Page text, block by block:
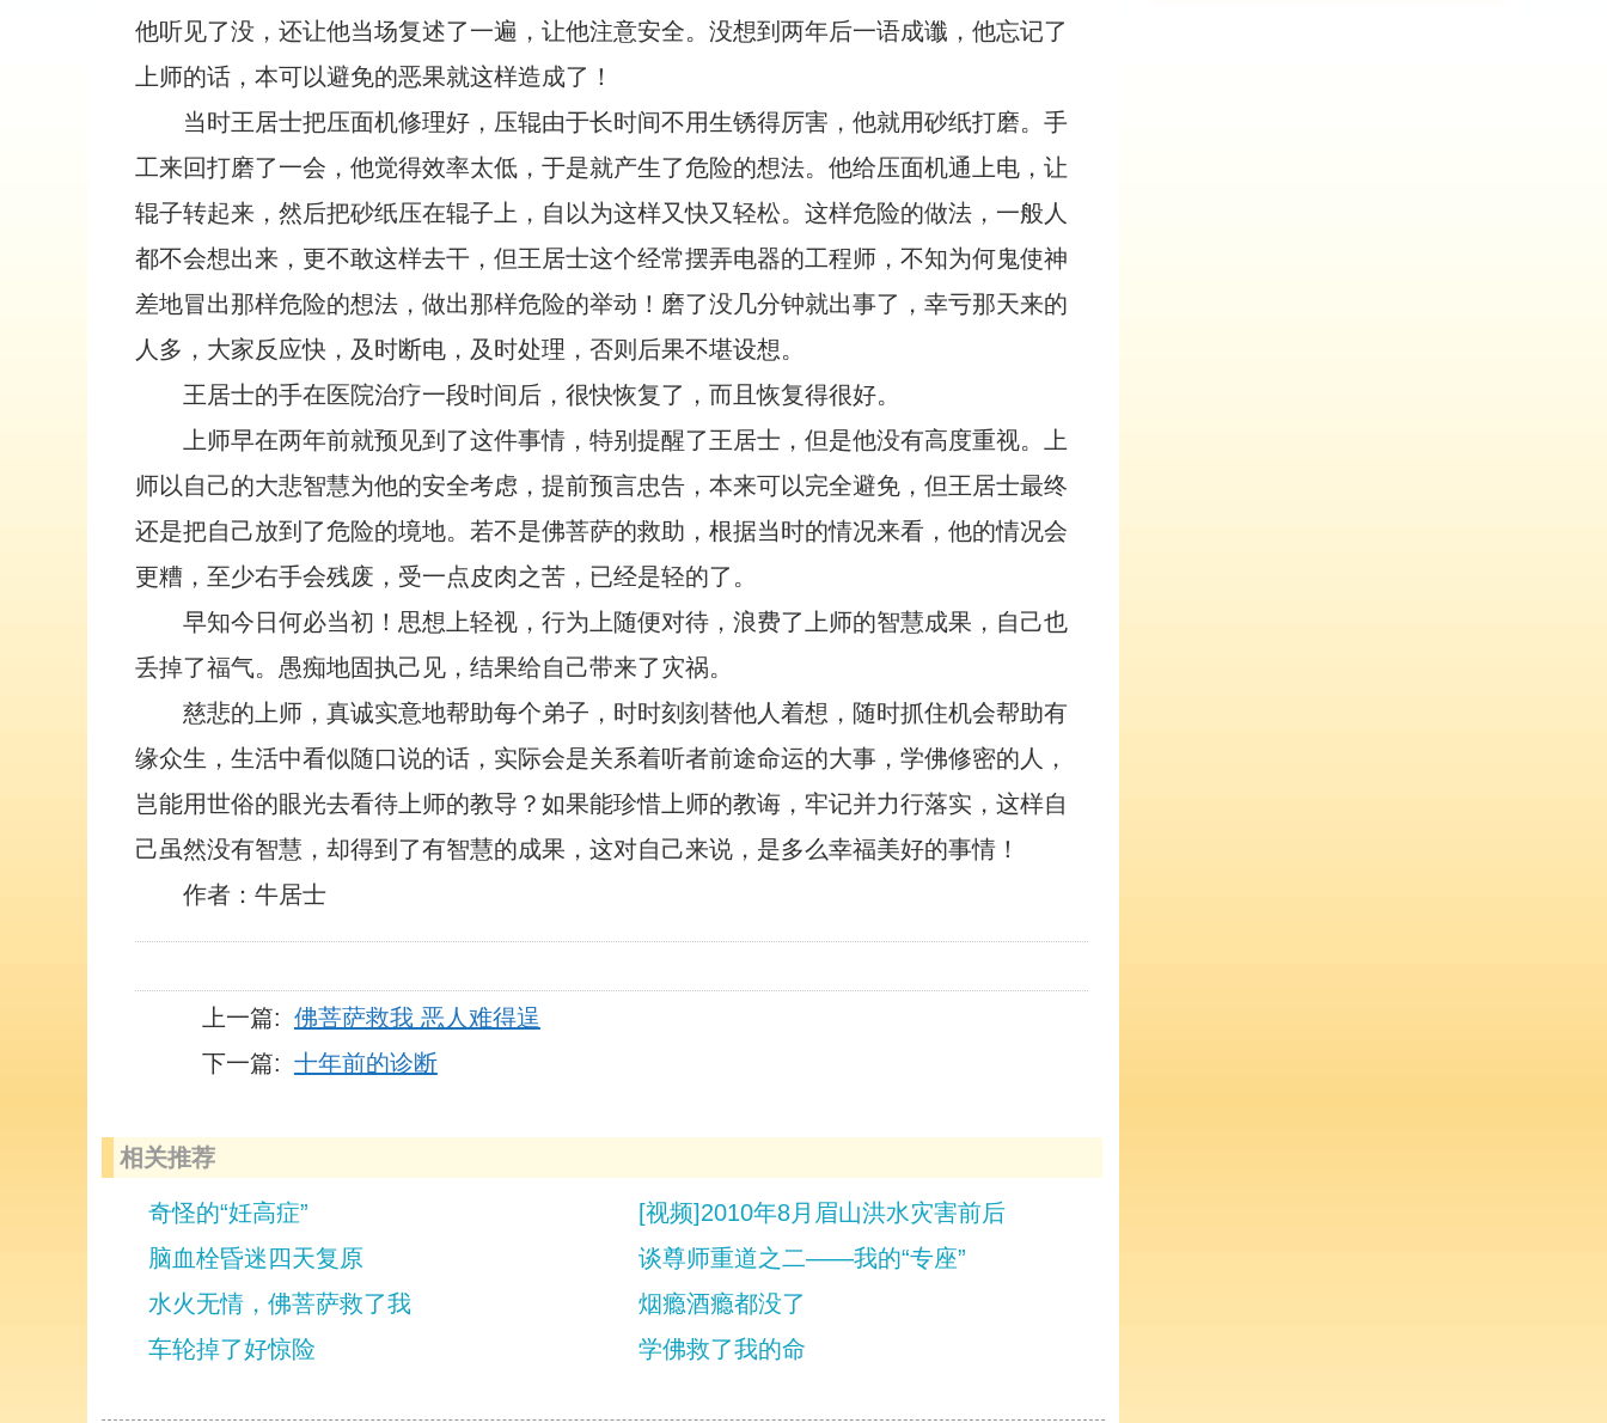
他听见了没，还让他当场复述了一遍，让他注意安全。没想到两年后一语成谶，他忘记了
上师的话，本可以避免的恶果就这样造成了！
当时王居士把压面机修理好，压辊由于长时间不用生锈得厉害，他就用砂纸打磨。手
工来回打磨了一会，他觉得效率太低，于是就产生了危险的想法。他给压面机通上电，让
辊子转起来，然后把砂纸压在辊子上，自以为这样又快又轻松。这样危险的做法，一般人
都不会想出来，更不敢这样去干，但王居士这个经常摆弄电器的工程师，不知为何鬼使神
差地冒出那样危险的想法，做出那样危险的举动！磨了没几分钟就出事了，幸亏那天来的
人多，大家反应快，及时断电，及时处理，否则后果不堪设想。
王居士的手在医院治疗一段时间后，很快恢复了，而且恢复得很好。
上师早在两年前就预见到了这件事情，特别提醒了王居士，但是他没有高度重视。上
师以自己的大悲智慧为他的安全考虑，提前预言忠告，本来可以完全避免，但王居士最终
还是把自己放到了危险的境地。若不是佛菩萨的救助，根据当时的情况来看，他的情况会
更糟，至少右手会残废，受一点皮肉之苦，已经是轻的了。
早知今日何必当初！思想上轻视，行为上随便对待，浪费了上师的智慧成果，自己也
丢掉了福气。愚痴地固执己见，结果给自己带来了灾祸。
慈悲的上师，真诚实意地帮助每个弟子，时时刻刻替他人着想，随时抓住机会帮助有
缘众生，生活中看似随口说的话，实际会是关系着听者前途命运的大事，学佛修密的人，
岂能用世俗的眼光去看待上师的教导？如果能珍惜上师的教诲，牢记并力行落实，这样自
己虽然没有智慧，却得到了有智慧的成果，这对自己来说，是多么幸福美好的事情！
作者：牛居士
上一篇: 佛菩萨救我 恶人难得逞
下一篇: 十年前的诊断
相关推荐
奇怪的“妊高症”
[视频]2010年8月眉山洪水灾害前后
脑血栓昏迷四天复原
谈尊师重道之二——我的“专座”
水火无情，佛菩萨救了我
烟瘾酒瘾都没了
车轮掉了好惊险
学佛救了我的命